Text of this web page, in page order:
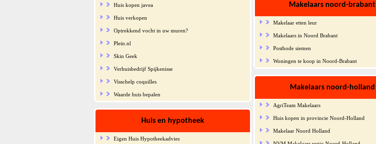
Huis kopen javea
Huis verkopen
Optrekkend vocht in uw muren?
Plein.nl
Skin Geek
Verhuisbedrijf Spijkenisse
Visschelp coquilles
Waarde huis bepalen
Huis en hypotheek
Eigen Huis Hypotheekadvies
Makelaars noord-brabant
Makelaar etten leur
Makelaars in Noord Brabant
Postbode siemen
Woningen te koop in Noord-Brabant
Makelaars noord-holland
AgriTeam Makelaars
Huis kopen in provincie Noord-Holland
Makelaar Noord Holland